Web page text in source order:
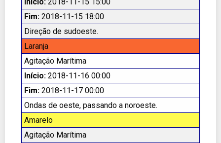
Fim: 2018-11-15 18:00
Direção de sudoeste.
Laranja
Agitação Marítima
Início: 2018-11-16 00:00
Fim: 2018-11-17 00:00
Ondas de oeste, passando a noroeste.
Amarelo
Agitação Marítima